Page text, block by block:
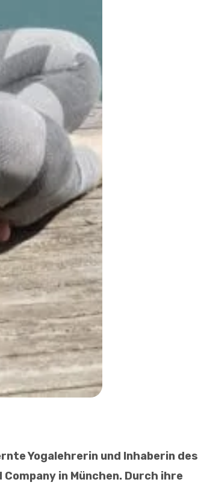
Yogalehrerin und Inhaberin des
in München. Durch ihre